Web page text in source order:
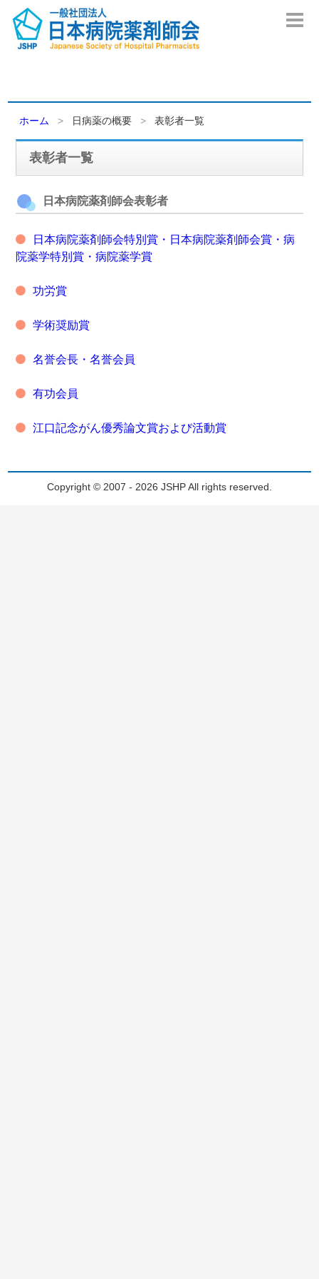
ホーム 日病薬の概要 表彰者一覧
表彰者一覧
日本病院薬剤師会表彰者
日本病院薬剤師会特別賞・日本病院薬剤師会賞・病
院薬学特別賞・病院薬学賞
功労賞
学術奨励賞
名誉会長・名誉会員
有功会員
江口記念がん優秀論文賞および活動賞
Copyright © 2007 - 2026 JSHP All rights reserved.